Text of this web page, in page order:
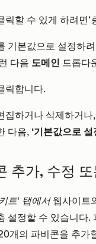
릭할 수 있게 하려면‘
기본값으로 설정하
다음 도메인 드롭다
릭합니다.
집하거나 삭제하거
다음, ‘기본값으로 설
추가, 수정 또
트' 탭에서 웹사이트
설정할 수 있습니다
개의 파비콘을 추가